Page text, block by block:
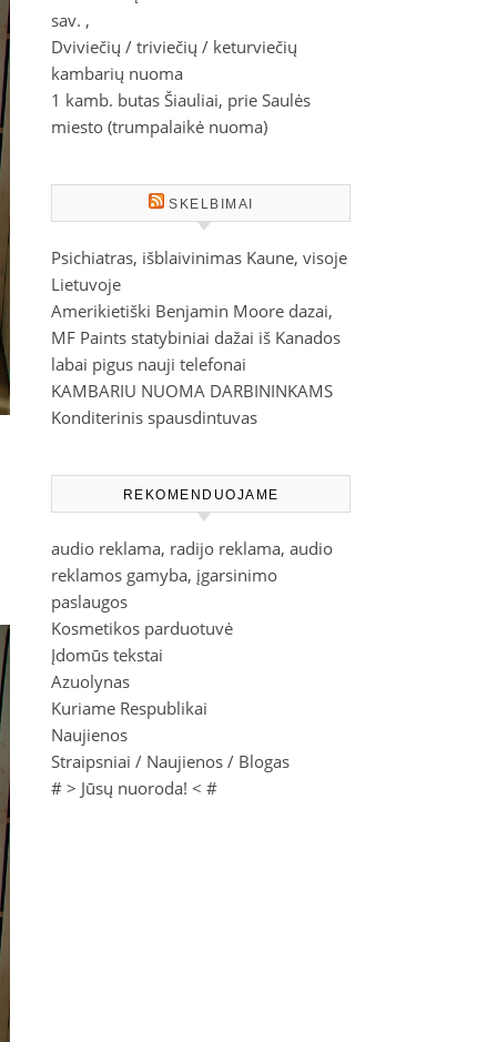
sav. ,
Dviviečių / triviečių / keturviečių
kambarių nuoma
1 kamb. butas Šiauliai, prie Saulės
miesto (trumpalaikė nuoma)
SKELBIMAI
Psichiatras, išblaivinimas Kaune, visoje
Lietuvoje
Amerikietiški Benjamin Moore dazai,
MF Paints statybiniai dažai iš Kanados
labai pigus nauji telefonai
KAMBARIU NUOMA DARBININKAMS
Konditerinis spausdintuvas
REKOMENDUOJAME
audio reklama, radijo reklama, audio
reklamos gamyba, įgarsinimo
paslaugos
Kosmetikos parduotuvė
Įdomūs tekstai
Azuolynas
Kuriame Respublikai
Naujienos
Straipsniai / Naujienos / Blogas
# > Jūsų nuoroda! < #